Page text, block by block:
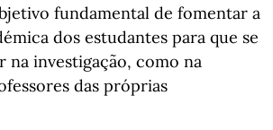
fundamental de fomentar a
dos estudantes para que se
na investigação, como na
das próprias